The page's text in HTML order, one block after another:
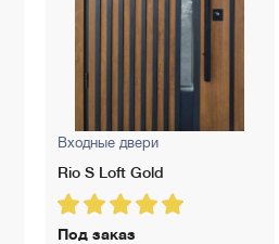
Входные двери
Rio S Loft Gold
Под заказ